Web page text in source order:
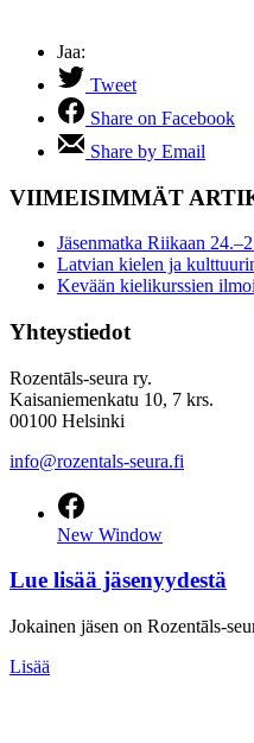
Jaa:
Tweet
Share on Facebook
Share by Email
VIIMEISIMMÄT
Jäsenmatka Riikaan
Latvian kielen ja
Kevään kielikurssien
Yhteystiedot
Rozentāls-seura ry.
Kaisaniemenkatu 10, 7 krs.
00100 Helsinki
info@rozentals-seura.fi
New Window
Lue lisää jäsenyydestä
Jokainen jäsen on Rozentāls-
Lisää